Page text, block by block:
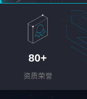
80+
资质荣誉